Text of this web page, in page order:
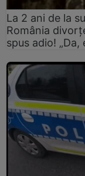
La 2 ani de la
România
spus adio! „Da,